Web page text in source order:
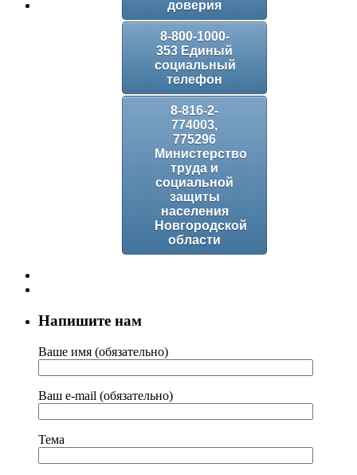
доверия
8-800-1000-
353 Единый
социальный
телефон
8-816-2-
774003,
775296
Министерство
труда и
социальной
защиты
населения
Новгородской
области
Напишите нам
Ваше имя (обязательно)
Ваш e-mail (обязательно)
Тема